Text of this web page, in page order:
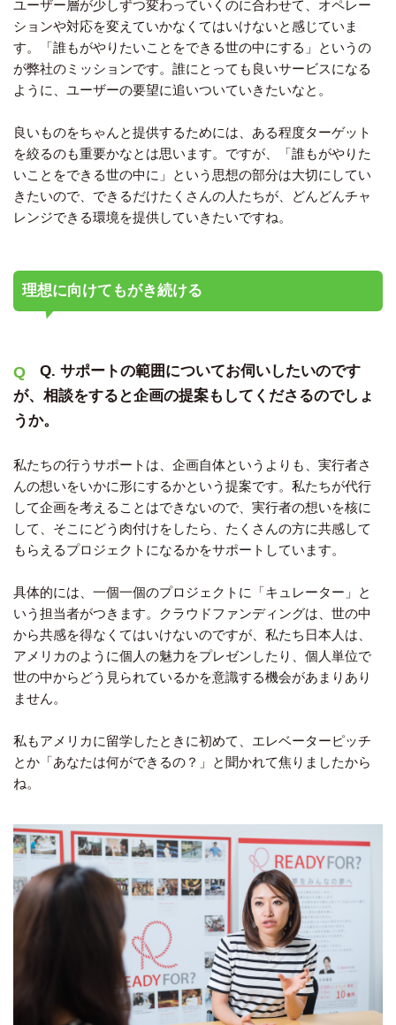
ユーザー層が少しずつ変わっていくのに合わせて、オペレー
ションや対応を変えていかなくてはいけないと感じていま
す。「誰もがやりたいことをできる世の中にする」というの
が弊社のミッションです。誰にとっても良いサービスになる
ように、ユーザーの要望に追いついていきたいなと。
良いものをちゃんと提供するためには、ある程度ターゲット
を絞るのも重要かなとは思います。ですが、「誰もがやりた
いことをできる世の中に」という思想の部分は大切にしてい
きたいので、できるだけたくさんの人たちが、どんどんチャ
レンジできる環境を提供していきたいですね。
理想に向けてもがき続ける
Q. サポートの範囲についてお伺いしたいのです
が、相談をすると企画の提案もしてくださるのでしょ
うか。
私たちの行うサポートは、企画自体というよりも、実行者さ
んの想いをいかに形にするかという提案です。私たちが代行
して企画を考えることはできないので、実行者の想いを核に
して、そこにどう肉付けをしたら、たくさんの方に共感して
もらえるプロジェクトになるかをサポートしています。
具体的には、一個一個のプロジェクトに「キュレーター」と
いう担当者がつきます。クラウドファンディングは、世の中
から共感を得なくてはいけないのですが、私たち日本人は、
アメリカのように個人の魅力をプレゼンしたり、個人単位で
世の中からどう見られているかを意識する機会があまりあり
ません。
私もアメリカに留学したときに初めて、エレベーターピッチ
とか「あなたは何ができるの？」と聞かれて焦りましたから
ね。